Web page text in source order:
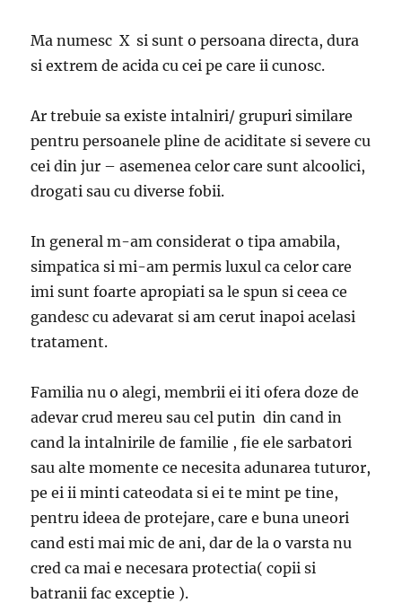
Ma numesc X si sunt o persoana directa, dura
si extrem de acida cu cei pe care ii cunosc.
Ar trebuie sa existe intalniri/ grupuri similare
pentru persoanele pline de aciditate si severe cu
cei din jur – asemenea celor care sunt alcoolici,
drogati sau cu diverse fobii.
In general m-am considerat o tipa amabila,
simpatica si mi-am permis luxul ca celor care
imi sunt foarte apropiati sa le spun si ceea ce
gandesc cu adevarat si am cerut inapoi acelasi
tratament.
Familia nu o alegi, membrii ei iti ofera doze de
adevar crud mereu sau cel putin din cand in
cand la intalnirile de familie , fie ele sarbatori
sau alte momente ce necesita adunarea tuturor,
pe ei ii minti cateodata si ei te mint pe tine,
pentru ideea de protejare, care e buna uneori
cand esti mai mic de ani, dar de la o varsta nu
cred ca mai e necesara protectia( copii si
batranii fac exceptie ).